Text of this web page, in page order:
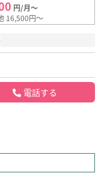
円/月～
16,500円～
電話する